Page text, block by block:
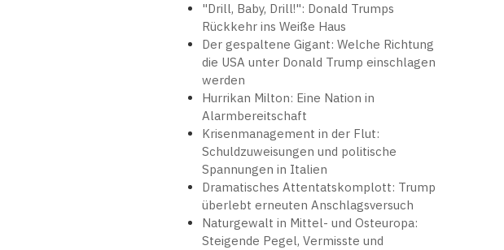
"Drill, Baby, Drill!": Donald Trumps
Rückkehr ins Weiße Haus
Der gespaltene Gigant: Welche Richtung
die USA unter Donald Trump einschlagen
werden
Hurrikan Milton: Eine Nation in
Alarmbereitschaft
Krisenmanagement in der Flut:
Schuldzuweisungen und politische
Spannungen in Italien
Dramatisches Attentatskomplott: Trump
überlebt erneuten Anschlagsversuch
Naturgewalt in Mittel- und Osteuropa:
Steigende Pegel, Vermisste und